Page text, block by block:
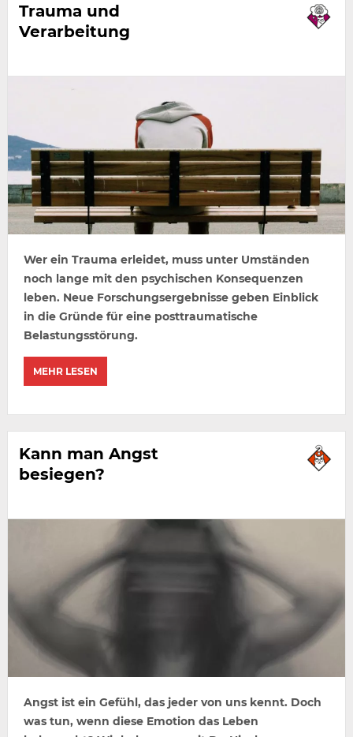
Trauma und
Verarbeitung
Wer ein Trauma erleidet, muss unter Umständen
noch lange mit den psychischen Konsequenzen
leben. Neue Forschungsergebnisse geben Einblick
in die Gründe für eine posttraumatische
Belastungsstörung.
MEHR LESEN
Kann man Angst
besiegen?
Angst ist ein Gefühl, das jeder von uns kennt. Doch
was tun, wenn diese Emotion das Leben